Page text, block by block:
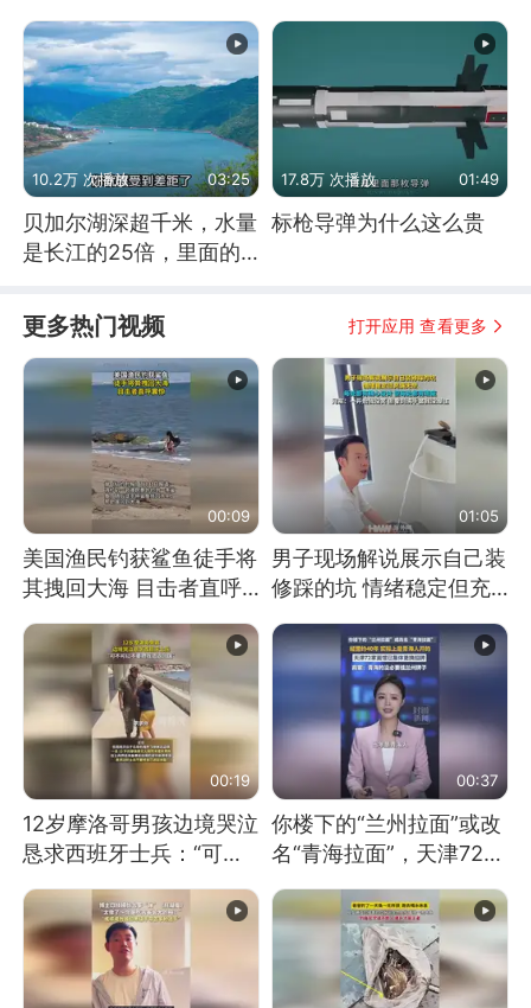
国还敢嘲笑俄军吗
10.2万 次播放 03:25
贝加尔湖深超千米，水量
是长江的25倍，里面的
17.8万 次播放 01:49
标枪导弹为什么这么贵
更多热门视频 打开应用 查看更多
00:09
美国渔民钓获鲨鱼徒手将
其拽回大海 目击者直呼
消息）
01:05
男子现场解说展示自己装
修踩的坑 情绪稳定但充
计 但每处都有瑕疵 网
友：一开始我没笑 但看
到洗手盆我没绷住
00:19
12岁摩洛哥男孩边境哭泣
恳求西班牙士兵：“可不
00:37
你楼下的“兰州拉面”或改
名“青海拉面”，天津72家